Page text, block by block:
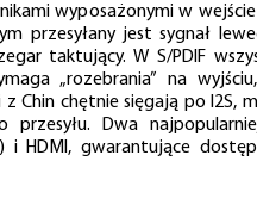
wyposażonymi w wejście
przesyłany jest sygnał
taktujący. W S/PDIF
„rozebrania” na
Chin chętnie sięgają po I2S,
Dwa
i HDMI, gwarantujące